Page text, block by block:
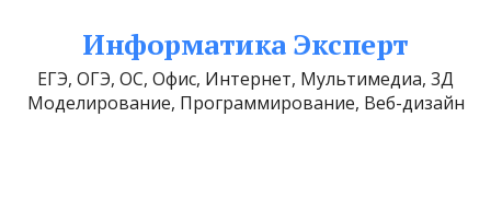
Информатика Эксперт
ЕГЭ, ОГЭ, ОС, Офис, Интернет, Мультимедиа, 3Д
Моделирование, Программирование, Веб-дизайн